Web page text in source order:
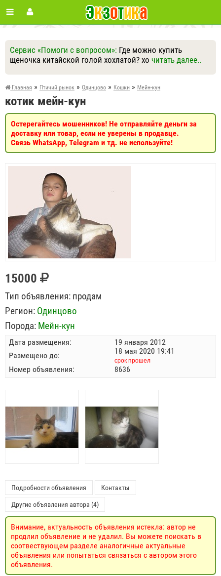
Сервис «Помоги с вопросом»: Где можно купить
щеночка китайской голой хохлатой? хо читать далее..
Ответить Другие вопросы
Задать вопрос
Главная » Птичий рынок » Одинцово » Кошки » Мейн-кун
котик мейн-кун
Остерегайтесь мошенников! Не отправляйте деньги за
доставку или товар, если не уверены в продавце.
Связь WhatsApp, Telegram и тд. не используйте!
15000
Тип объявления: продам
Регион: Одинцово
Порода: Мейн-кун
Дата размещения:
19 января 2012
Размещено до:
18 мая 2020 19:41
срок прошел
Номер объявления: 8636
Подробности объявления Контакты
Другие объявления автора (4)
Внимание, актуальность объявления истекла: автор не
продлил объявление и не удалил. Вы можете поискать в
соотвествующем разделе аналогичные актуальные
объявления или попытаться связаться с автором этого
объявления.